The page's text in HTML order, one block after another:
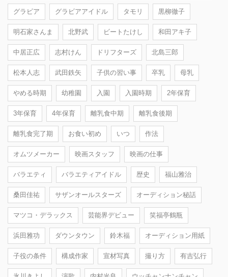
グラビア グラビアアイドル タモリ 黒柳徹子
明石家さんま 北野武 ビートたけし 和田アキ子
中居正広 志村けん ドリフターズ 北島三郎
松本人志 武田鉄矢 子供の習い事 卒乳 母乳
やめる時期 幼稚園 入園 入園時期 2年保育
3年保育 4年保育 離乳食中期 離乳食後期
離乳食完了期 お食い初め いつ 作法
オムツメーカー 映画スタッフ 映画の仕事
バラエティ バラエティアイドル 歴史 福山雅治
桑田佳祐 サザンオールスターズ オーディション秘話
マツコ・デラックス 芸能界デビュー 笑福亭鶴瓶
浜田雅功 ダウンタウン 鈴木福 オーディション用紙
子役の条件 構成作家 宣材写真 撮り方 有吉弘行